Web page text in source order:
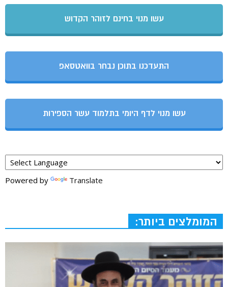
עשו מנוי בחינם לזוהר הקדוש
התעדכנו בתוכן נבחר בוואטסאפ
עשו מנוי לדף היומי בתלמוד עשר הספירות
Powered by Translate
המומלצים ביותר: